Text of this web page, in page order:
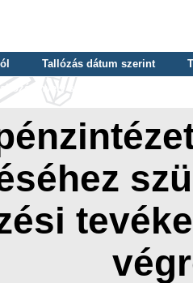
Tallózás dátum szerint
nyelv szerint